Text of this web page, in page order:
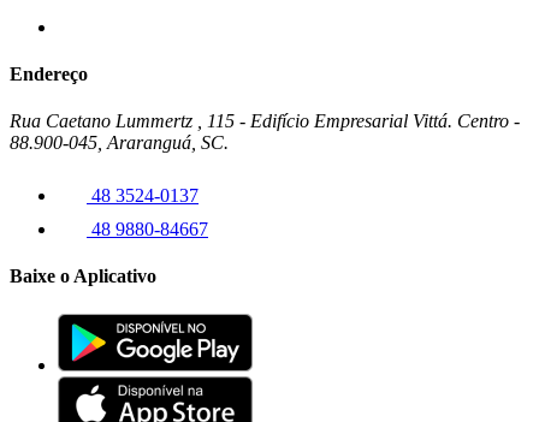
Endereço
Rua Caetano Lummertz , 115 - Edifício Empresarial Vittá. Centro -
88.900-045, Araranguá, SC.
48 3524-0137
48 9880-84667
Baixe o Aplicativo